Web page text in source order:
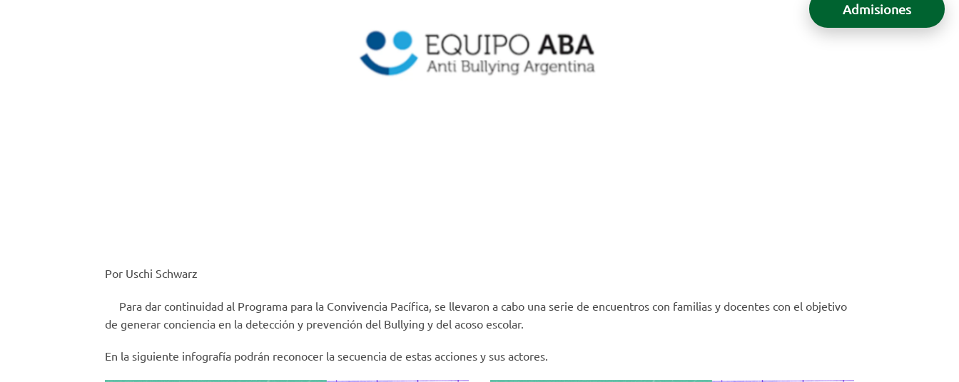
Por Uschi Schwarz
Para dar continuidad al Programa para la Convivencia Pacífica, se llevaron a cabo una serie de encuentros con familias y docentes con el objetivo
de generar conciencia en la detección y prevención del Bullying y del acoso escolar.
En la siguiente infografía podrán reconocer la secuencia de estas acciones y sus actores.
Admisiones